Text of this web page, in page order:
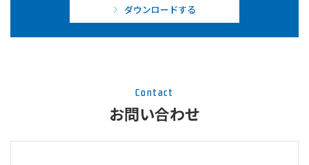
ダウンロードする
Contact
お問い合わせ